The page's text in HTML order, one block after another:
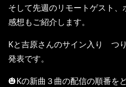
そして先週のリモートゲスト
感想もご紹介します。
Kと吉原さんのサイン入り つ
発表です。
🎃Kの新曲３曲の配信の順番を